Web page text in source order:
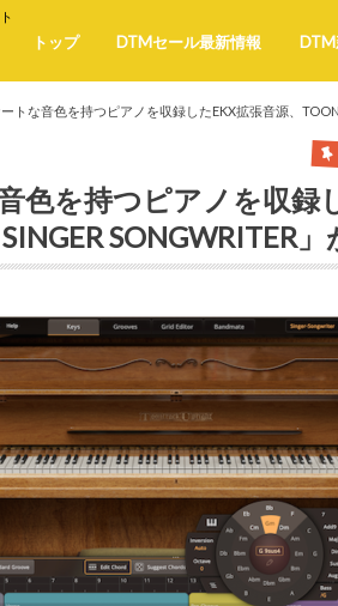
トップ DTMセール最新情報
トな音色を持つピアノを収録したEKX拡張音源、
色を持つピアノを収録
SONGWRITER」